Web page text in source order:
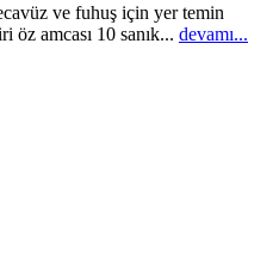
ve fuhuş için yer temin
öz amcası 10 sanık... devamı...